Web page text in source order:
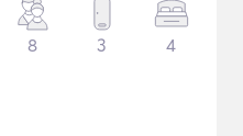
8 3 4